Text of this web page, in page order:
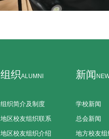
组织ALUMNI
组织简介及制度
地区校友组织联系
地区校友组织介绍
新闻
学校新闻
总会新闻
地方校友组